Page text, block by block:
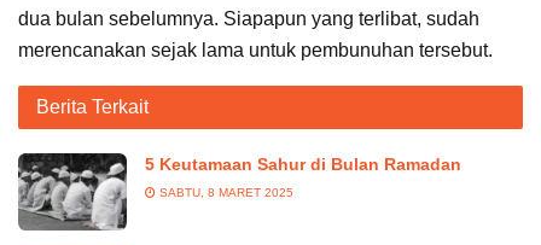
dua bulan sebelumnya. Siapapun yang terlibat, sudah
merencanakan sejak lama untuk pembunuhan tersebut.
Berita Terkait
5 Keutamaan Sahur di Bulan Ramadan
SABTU, 8 MARET 2025